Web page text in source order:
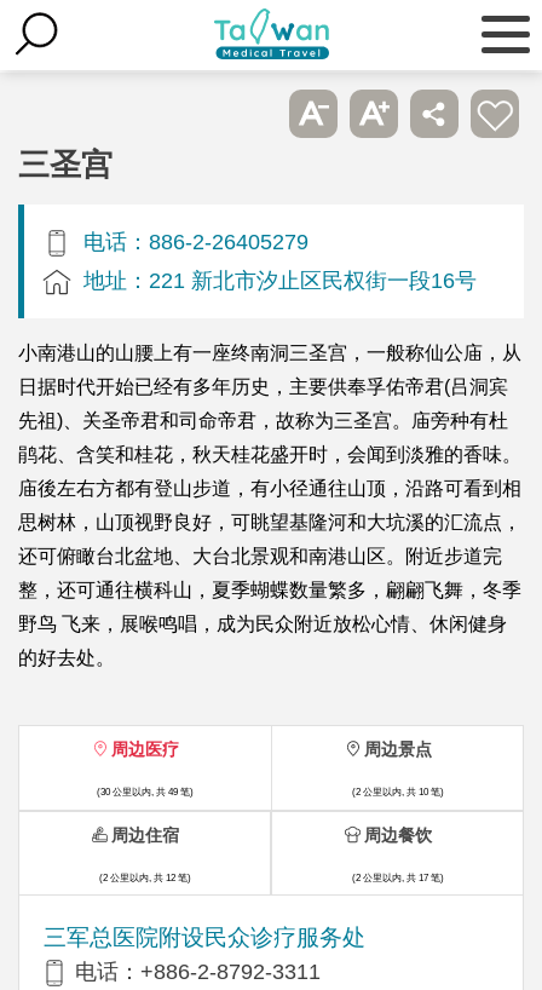
三圣宫
电话：886-2-26405279
地址：221 新北市汐止区民权街一段16号
小南港山的山腰上有一座终南洞三圣宫，一般称仙公庙，从
日据时代开始已经有多年历史，主要供奉孚佑帝君(吕洞宾
先祖)、关圣帝君和司命帝君，故称为三圣宫。庙旁种有杜
鹃花、含笑和桂花，秋天桂花盛开时，会闻到淡雅的香味。
庙後左右方都有登山步道，有小径通往山顶，沿路可看到相
思树林，山顶视野良好，可眺望基隆河和大坑溪的汇流点，
还可俯瞰台北盆地、大台北景观和南港山区。附近步道完
整，还可通往横科山，夏季蝴蝶数量繁多，翩翩飞舞，冬季
野鸟 飞来，展喉鸣唱，成为民众附近放松心情、休闲健身
的好去处。
周边医疗
(30 公里以内, 共 49 笔)
三军总医院附设民众诊疗服务处
电话：+886-2-8792-3311
周边景点
(2 公里以内, 共 10 笔)
周边住宿
(2 公里以内, 共 12 笔)
周边餐饮
(2 公里以内, 共 17 笔)